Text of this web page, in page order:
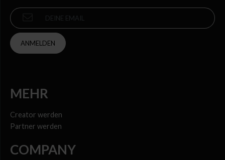
ANMELDEN
MEHR
Creator werden
Partner werden
COMPANY